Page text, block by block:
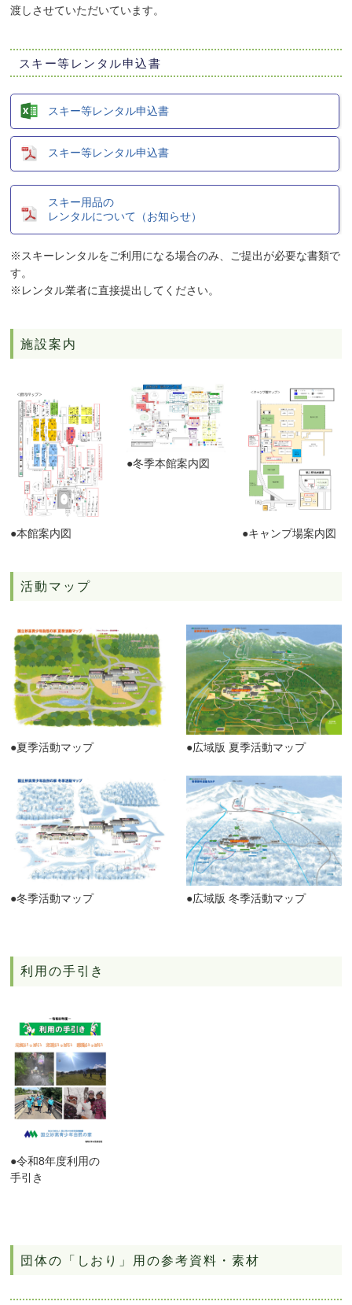
渡しさせていただいています。
スキー等レンタル申込書
スキー等レンタル申込書
スキー等レンタル申込書
スキー用品の
レンタルについて（お知らせ）
※スキーレンタルをご利用になる場合のみ、ご提出が必要な書類で
す。
※レンタル業者に直接提出してください。
施設案内
●本館案内図
●冬季本館案内図
●キャンプ場案内図
活動マップ
●夏季活動マップ ●広域版 夏季活動マップ
●冬季活動マップ ●広域版 冬季活動マップ
利用の手引き
●令和8年度利用の
手引き
団体の「しおり」用の参考資料・素材